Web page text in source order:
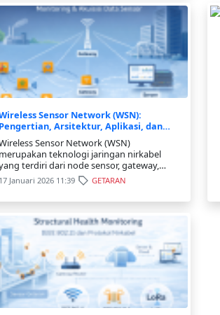
Sensor Network (WSN):
Pengertian, Arsitektur, Aplikasi, dan
Sensor Network (WSN)
merupakan teknologi jaringan nirkabel
terdiri dari node sensor, gateway,
dan sistem pemantauan. Teknologi ini
banyak digunakan untuk monitoring
kesehatan, dan struktur
17 Januari 2026 11:39 GETARAN